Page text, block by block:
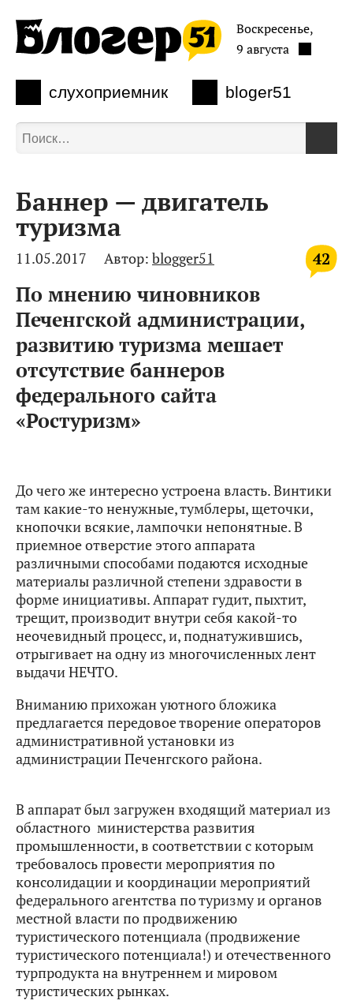
слухоприемник bloger51
Воскресенье,
9 августа
Баннер — двигатель
туризма
42
11.05.2017 Автор: blogger51
По мнению чиновников
Печенгской администрации,
развитию туризма мешает
отсутствие баннеров
федерального сайта
«Ростуризм»
До чего же интересно устроена власть. Винтики
там какие-то ненужные, тумблеры, щеточки,
кнопочки всякие, лампочки непонятные. В
приемное отверстие этого аппарата
различными способами подаются исходные
материалы различной степени здравости в
форме инициативы. Аппарат гудит, пыхтит,
трещит, производит внутри себя какой-то
неочевидный процесс, и, поднатужившись,
отрыгивает на одну из многочисленных лент
выдачи НЕЧТО.
Вниманию прихожан уютного бложика
предлагается передовое творение операторов
административной установки из
администрации Печенгского района.
В аппарат был загружен входящий материал из
областного министерства развития
промышленности, в соответствии с которым
требовалось провести мероприятия по
консолидации и координации мероприятий
федерального агентства по туризму и органов
местной власти по продвижению
туристического потенциала (продвижение
туристического потенциала!) и отечественного
турпродукта на внутреннем и мировом
туристических рынках.